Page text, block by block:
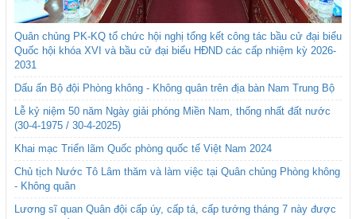
Quân chủng PK-KQ tổ chức hội nghị tổng kết công tác bầu cử đại biểu
Quốc hội khóa XVI và bầu cử đại biểu HĐND các cấp nhiệm kỳ 2026-
2031
Dấu ấn Bộ đội Phòng không - Không quân trên địa bàn Nam Trung Bộ
Lễ kỷ niệm 50 năm Ngày giải phóng Miền Nam, thống nhất đất nước
(30-4-1975 / 30-4-2025)
Khai mạc Triển lãm Quốc phòng quốc tế Việt Nam 2024
Chủ tịch Nước Tô Lâm thăm và làm việc tại Quân chủng Phòng không
- Không quân
Lương sĩ quan Quân đội cấp úy, cấp tá, cấp tướng tháng 7 này được